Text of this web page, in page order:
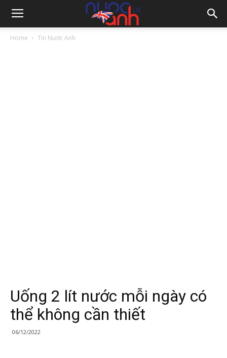
Home Tin Nước Anh
Uống 2 lít nước mỗi ngày có
thể không cần thiết
06/12/2022